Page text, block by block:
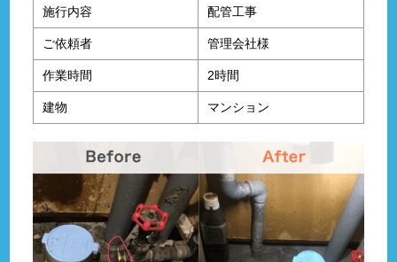
施行内容 配管工事
ご依頼者 管理会社様
作業時間 2時間
建物 マンション